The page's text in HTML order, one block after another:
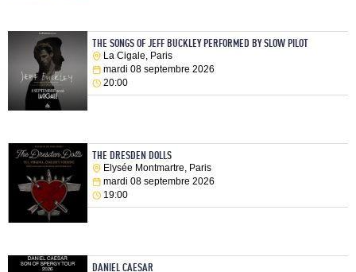
THE SONGS OF JEFF BUCKLEY PERFORMED BY SLOW PILOT
La Cigale, Paris
mardi 08 septembre 2026
20:00
THE DRESDEN DOLLS
Elysée Montmartre, Paris
mardi 08 septembre 2026
19:00
DANIEL CAESAR